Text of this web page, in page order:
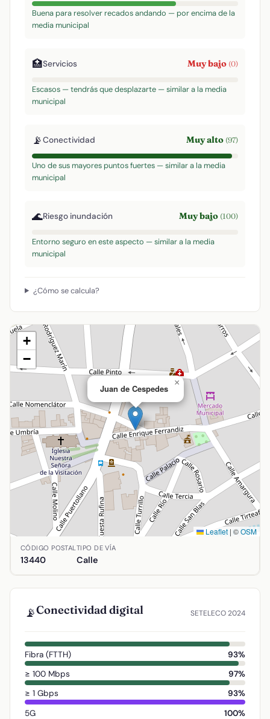
Buena para resolver recados andando — por encima de la
media municipal
🏥Servicios Muy bajo (0)
Escasos — tendrás que desplazarte — similar a la media
municipal
📡Conectividad Muy alto (97)
Uno de sus mayores puntos fuertes — similar a la media
municipal
🌊Riesgo inundación Muy bajo (100)
Entorno seguro en este aspecto — similar a la media
municipal
¿Cómo se calcula?
Juan de Cespedes
×
+
−
Leaflet | ©OSM
Ubicación de Juan de Cespedes en Argamasilla de
CÓDIGO POSTAL
13440
TIPO DE VÍA
Calle
📡Conectividad digital SETELECO 2024
Fibra (FTTH)
93%
≥ 100 Mbps
97%
≥ 1 Gbps
93%
5G
100%